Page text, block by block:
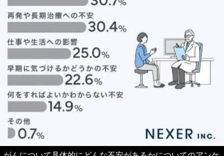
がんについて具体的にどんな不安があるかについてのアンケ
ート（提供画像）
まだまだ画像は続きます。画像（6/7）
↓ スクロールで次の写真 ↓